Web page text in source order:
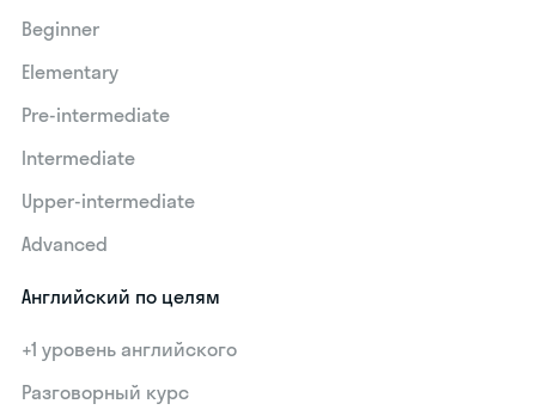
Beginner
Elementary
Pre-intermediate
Intermediate
Upper-intermediate
Advanced
Английский по целям
+1 уровень английского
Разговорный курс